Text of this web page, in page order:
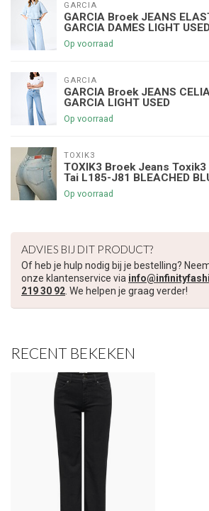
GARCIA
GARCIA Broek JEANS
GARCIA DAMES LIGHT
Op voorraad
GARCIA
GARCIA Broek JEANS
GARCIA LIGHT USED
Op voorraad
TOXIK3
TOXIK3 Broek Jeans
Tai L185-J81 BLEACHED
Op voorraad
ADVIES BIJ DIT PRODUCT?
Of heb je hulp nodig bij je bestelling?
onze klantenservice via
219 30 92. We helpen je graag verder!
RECENT BEKEKEN